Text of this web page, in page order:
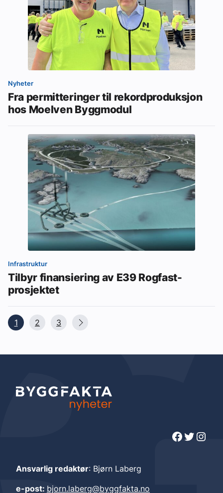
Nyheter
Fra permitteringer til rekordproduksjon
hos Moelven Byggmodul
Infrastruktur
Tilbyr finansiering av E39 Rogfast-
prosjektet
1 2 3
Facebook Twitter Instagram
Ansvarlig redaktør: Bjørn Laberg
e-post: bjorn.laberg@byggfakta.no